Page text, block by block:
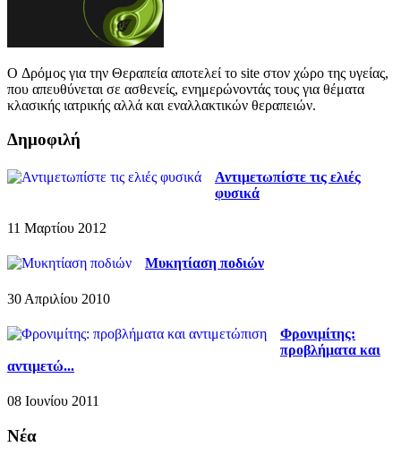
O Δρόμος για την Θεραπεία αποτελεί το site στον χώρο της υγείας,
που απευθύνεται σε ασθενείς, ενημερώνοντάς τους για θέματα
κλασικής ιατρικής αλλά και εναλλακτικών θεραπειών.
Δημοφιλή
Αντιμετωπίστε τις ελιές
φυσικά
11 Μαρτίου 2012
Μυκητίαση ποδιών
30 Απριλίου 2010
Φρονιμίτης:
προβλήματα και
αντιμετώ...
08 Ιουνίου 2011
Νέα